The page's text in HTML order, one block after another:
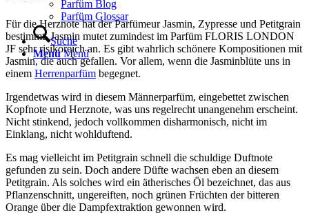
Parfüm Blog
Parfüm Glossar
Suche
Menü Menü
Für die Herznote hat der Parfümeur Jasmin, Zypresse und Petitgrain
bestimmt. Jasmin mutet zumindest im Parfüm FLORIS LONDON
JF sehr risikoreich an. Es gibt wahrlich schönere Kompositionen mit
Jasmin, die auch gefallen. Vor allem, wenn die Jasminblüte uns in
einem Herrenparfüm begegnet.
Irgendetwas wird in diesem Männerparfüm, eingebettet zwischen
Kopfnote und Herznote, was uns regelrecht unangenehm erscheint.
Nicht stinkend, jedoch vollkommen disharmonisch, nicht im
Einklang, nicht wohlduftend.
Es mag vielleicht im Petitgrain schnell die schuldige Duftnote
gefunden zu sein. Doch andere Düfte wachsen eben an diesem
Petitgrain. Als solches wird ein ätherisches Öl bezeichnet, das aus
Pflanzenschnitt, ungereiften, noch grünen Früchten der bitteren
Orange über die Dampfextraktion gewonnen wird.